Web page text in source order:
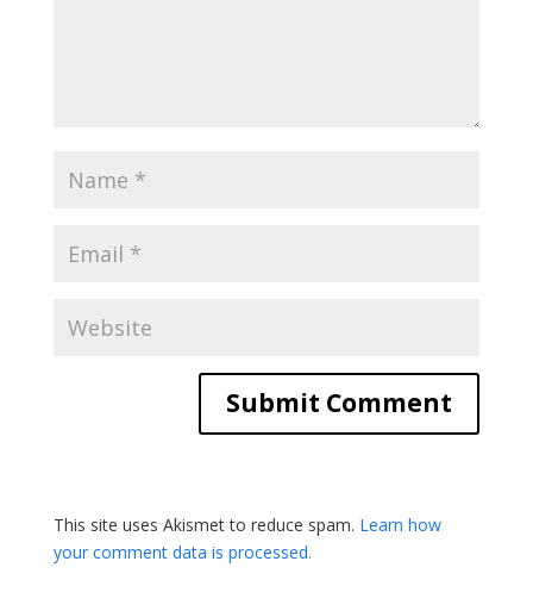
This site uses Akismet to reduce spam. Learn how
your comment data is processed.